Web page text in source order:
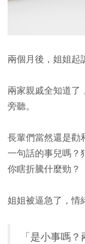
兩個月後，姐姐起
兩家親戚全知道了
旁聽。
長輩們當然還是勸
一句話的事兒嗎？
你瞎折騰什麼勁？
姐姐被逼急了，情
「是小事嗎